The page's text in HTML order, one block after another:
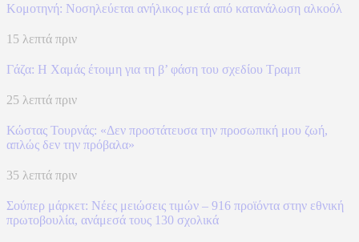
Κομοτηνή: Νοσηλεύεται ανήλικος μετά από κατανάλωση αλκοόλ
15 λεπτά πριν
Γάζα: Η Χαμάς έτοιμη για τη β’ φάση του σχεδίου Τραμπ
25 λεπτά πριν
Κώστας Τουρνάς: «Δεν προστάτευσα την προσωπική μου ζωή,
απλώς δεν την πρόβαλα»
35 λεπτά πριν
Σούπερ μάρκετ: Νέες μειώσεις τιμών – 916 προϊόντα στην εθνική
πρωτοβουλία, ανάμεσά τους 130 σχολικά